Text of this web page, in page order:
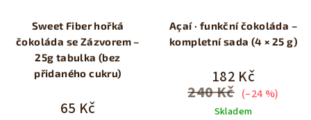
Sweet Fiber hořká
čokoláda se Zázvorem –
25g tabulka (bez
přidaného cukru)
65 Kč
Açaí · funkční čokoláda –
kompletní sada (4 × 25 g)
182 Kč
240 Kč (–24 %)
Skladem